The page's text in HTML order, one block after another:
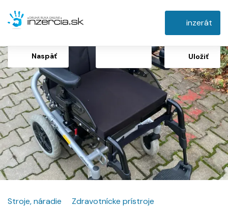
inzerát
Naspäť Uložiť
Stroje, náradie Zdravotnícke prístroje